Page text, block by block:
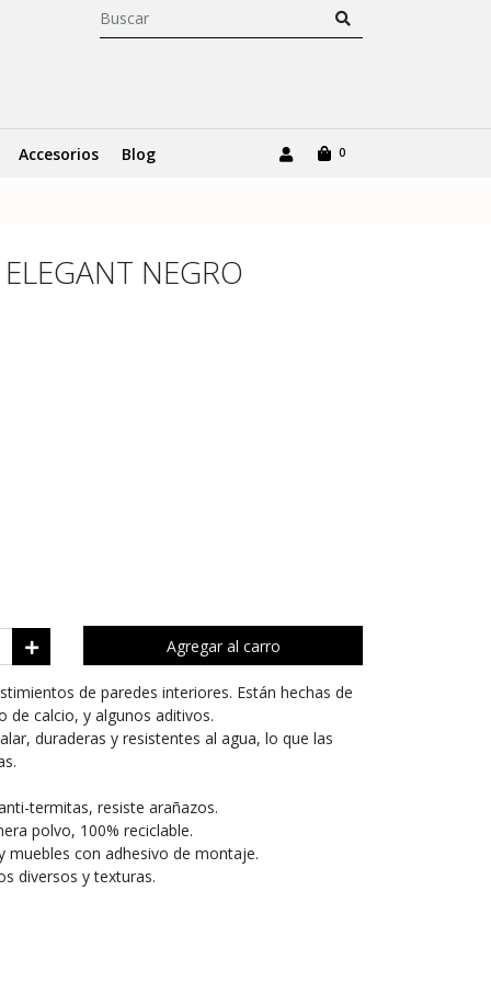
Accesorios Blog 0
NEGRO
Agregar al carro
de paredes interiores. Están hechas de
de calcio, y algunos aditivos.
duraderas y resistentes al agua, lo que las
termitas, resiste arañazos.
polvo, 100% reciclable.
muebles con adhesivo de montaje.
diversos y texturas.